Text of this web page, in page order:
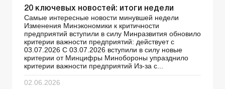
20 ключевых новостей: итоги недели
Самые интересные новости минувшей недели
Изменения Минэкономики к критичности
предприятий вступили в силу Минразвития обновило
критерии важности предприятий: действует с
03.07.2026 С 03.07.2026 вступили в силу новые
критерии от Минцифры Минобороны упразднило
критерии важности предприятий Из-за с...
02.06.2026